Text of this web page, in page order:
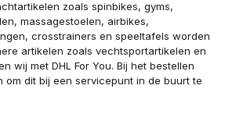
zoals spinbikes, gyms,
massagestoelen, airbikes,
crosstrainers en speeltafels worden
artikelen zoals vechtsportartikelen en
wij met DHL For You. Bij het bestellen
om dit bij een servicepunt in de buurt te